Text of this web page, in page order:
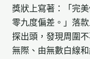
獎狀上寫著：「完
零九度偏差。」落
探出頭，發現周圍
無際、由無數白線